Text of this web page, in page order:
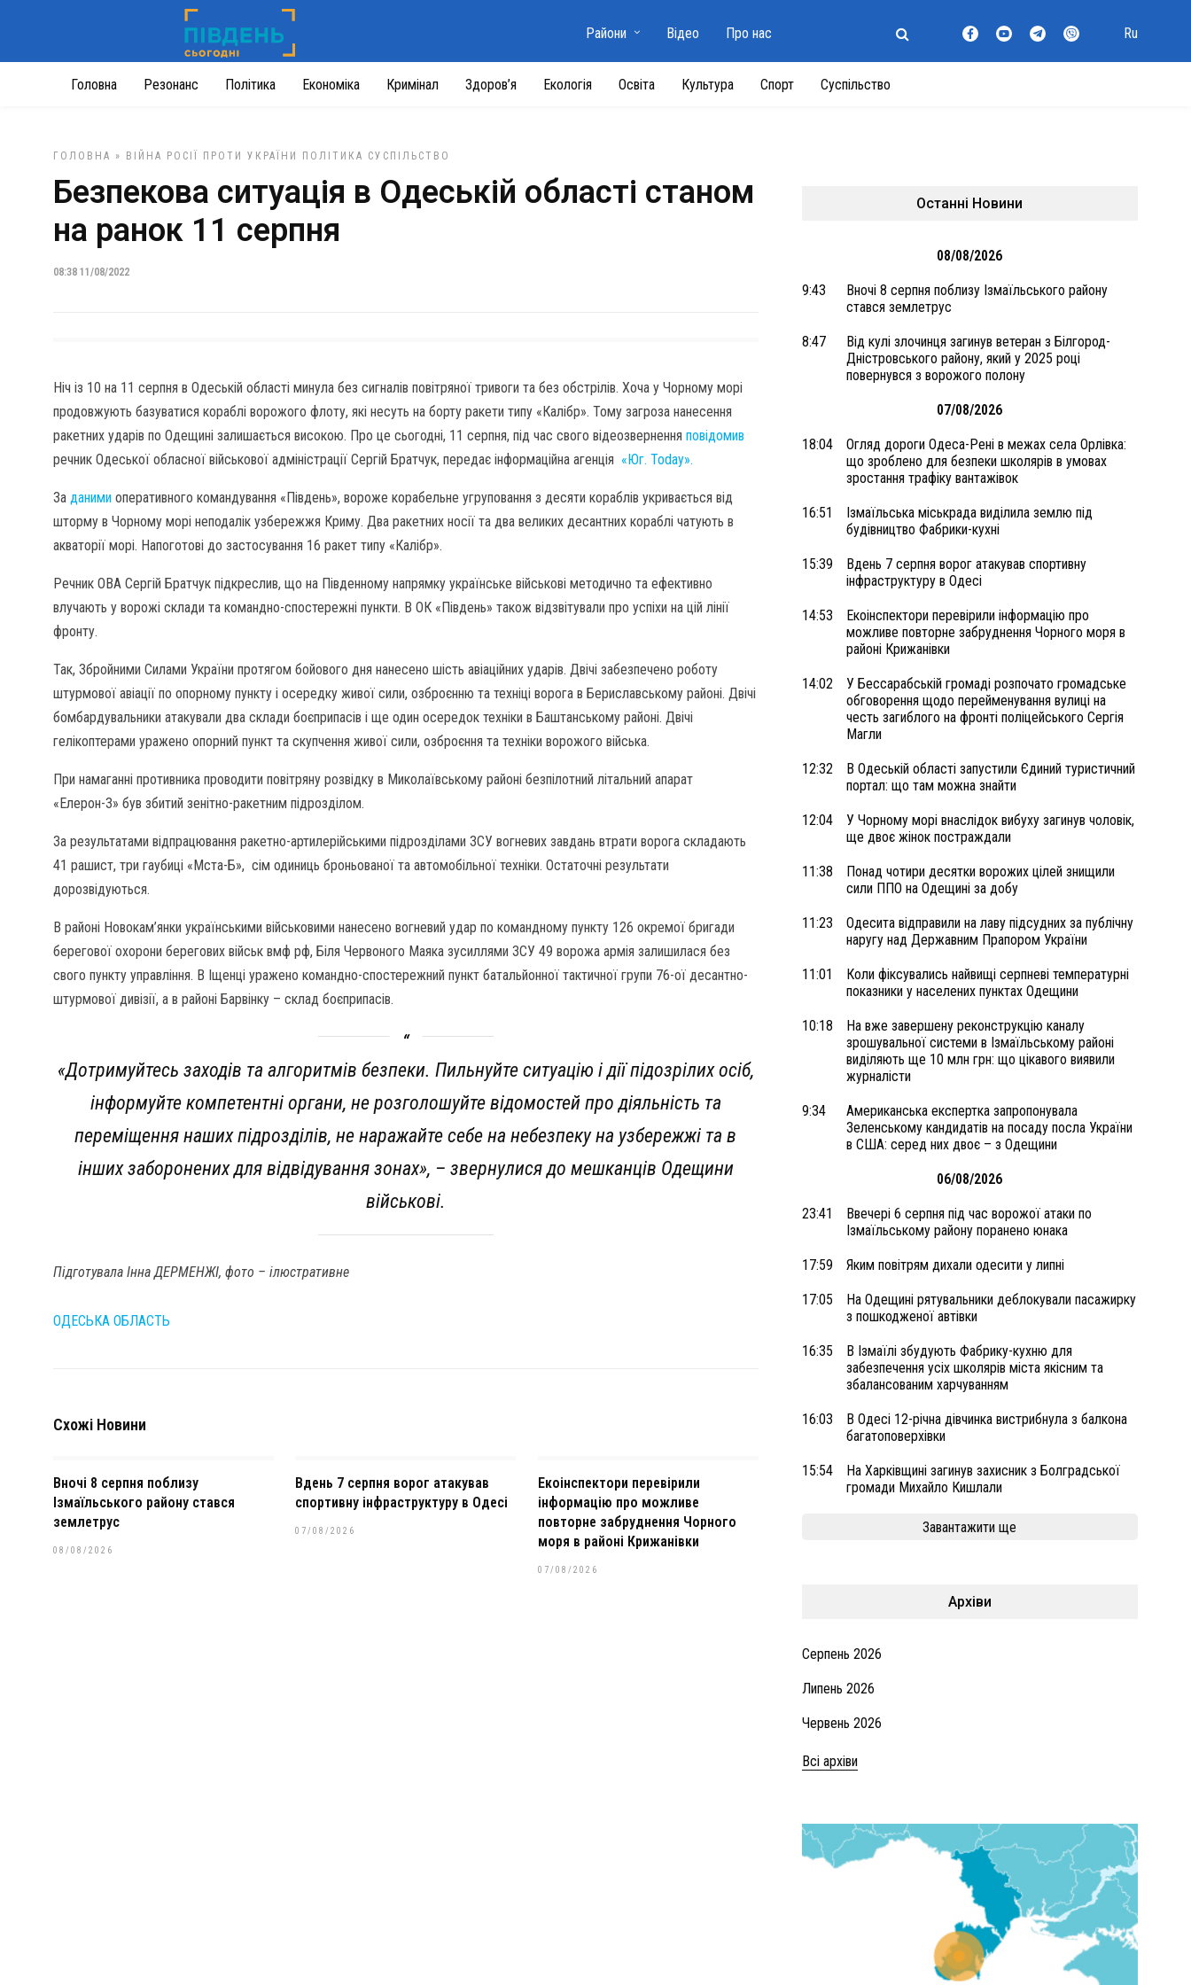
Головна Резонанс Політика Економіка Кримінал Здоров’я Екологія Освіта Культура Спорт Суспільство
Райони Відео Про нас Ru
ГОЛОВНА » ВІЙНА РОСІЇ ПРОТИ УКРАЇНИ ПОЛІТИКА СУСПІЛЬСТВО
Безпекова ситуація в Одеській області станом
на ранок 11 серпня
08:38 11/08/2022
Ніч із 10 на 11 серпня в Одеській області минула без сигналів повітряної тривоги та без обстрілів. Хоча у Чорному морі
продовжують базуватися кораблі ворожого флоту, які несуть на борту ракети типу «Калібр». Тому загроза нанесення
ракетних ударів по Одещині залишається високою. Про це сьогодні, 11 серпня, під час свого відеозвернення повідомив
речник Одеської обласної військової адміністрації Сергій Братчук, передає інформаційна агенція «Юг. Today».
За даними оперативного командування «Південь», вороже корабельне угруповання з десяти кораблів укривається від
шторму в Чорному морі неподалік узбережжя Криму. Два ракетних носії та два великих десантних кораблі чатують в
акваторії морі. Напоготові до застосування 16 ракет типу «Калібр».
Речник ОВА Сергій Братчук підкреслив, що на Південному напрямку українське військові методично та ефективно
влучають у ворожі склади та командно-спостережні пункти. В ОК «Південь» також відзвітували про успіхи на цій лінії
фронту.
Так, Збройними Силами України протягом бойового дня нанесено шість авіаційних ударів. Двічі забезпечено роботу
штурмової авіації по опорному пункту і осередку живої сили, озброєнню та техніці ворога в Бериславському районі. Двічі
бомбардувальники атакували два склади боєприпасів і ще один осередок техніки в Баштанському районі. Двічі
гелікоптерами уражено опорний пункт та скупчення живої сили, озброєння та техніки ворожого війська.
При намаганні противника проводити повітряну розвідку в Миколаївському районі безпілотний літальний апарат
«Елерон-3» був збитий зенітно-ракетним підрозділом.
За результатами відпрацювання ракетно-артилерійськими підрозділами ЗСУ вогневих завдань втрати ворога складають
41 рашист, три гаубиці «Мста-Б», сім одиниць броньованої та автомобільної техніки. Остаточні результати
дорозвідуються.
В районі Новокам’янки українськими військовими нанесено вогневий удар по командному пункту 126 окремої бригади
берегової охорони берегових військ вмф рф, Біля Червоного Маяка зусиллями ЗСУ 49 ворожа армія залишилася без
свого пункту управління. В Іщенці уражено командно-спостережний пункт батальйонної тактичної групи 76-ої десантно-
штурмової дивізії, а в районі Барвінку – склад боєприпасів.
«Дотримуйтесь заходів та алгоритмів безпеки. Пильнуйте ситуацію і дії підозрілих осіб,
інформуйте компетентні органи, не розголошуйте відомостей про діяльність та
переміщення наших підрозділів, не наражайте себе на небезпеку на узбережжі та в
інших заборонених для відвідування зонах», – звернулися до мешканців Одещини
військові.
Підготувала Інна ДЕРМЕНЖІ, фото – ілюстративне
ОДЕСЬКА ОБЛАСТЬ
Схожі Новини
Вночі 8 серпня поблизу
Ізмаїльського району стався
землетрус
08/08/2026
Вдень 7 серпня ворог атакував
спортивну інфраструктуру в Одесі
07/08/2026
Екоінспектори перевірили
інформацію про можливе
повторне забруднення Чорного
моря в районі Крижанівки
07/08/2026
Останні Новини
08/08/2026
9:43
Вночі 8 серпня поблизу Ізмаїльського району
стався землетрус
8:47
Від кулі злочинця загинув ветеран з Білгород-
Дністровського району, який у 2025 році
повернувся з ворожого полону
07/08/2026
18:04
Огляд дороги Одеса-Рені в межах села Орлівка:
що зроблено для безпеки школярів в умовах
зростання трафіку вантажівок
16:51
Ізмаїльська міськрада виділила землю під
будівництво Фабрики-кухні
15:39
Вдень 7 серпня ворог атакував спортивну
інфраструктуру в Одесі
14:53
Екоінспектори перевірили інформацію про
можливе повторне забруднення Чорного моря в
районі Крижанівки
14:02
У Бессарабській громаді розпочато громадське
обговорення щодо перейменування вулиці на
честь загиблого на фронті поліцейського Сергія
Магли
12:32
В Одеській області запустили Єдиний туристичний
портал: що там можна знайти
12:04
У Чорному морі внаслідок вибуху загинув чоловік,
ще двоє жінок постраждали
11:38
Понад чотири десятки ворожих цілей знищили
сили ППО на Одещині за добу
11:23
Одесита відправили на лаву підсудних за публічну
наругу над Державним Прапором України
11:01
Коли фіксувались найвищі серпневі температурні
показники у населених пунктах Одещини
10:18
На вже завершену реконструкцію каналу
зрошувальної системи в Ізмаїльському районі
виділяють ще 10 млн грн: що цікавого виявили
журналісти
9:34
Американська експертка запропонувала
Зеленському кандидатів на посаду посла України
в США: серед них двоє – з Одещини
06/08/2026
23:41
Ввечері 6 серпня під час ворожої атаки по
Ізмаїльському району поранено юнака
17:59 Яким повітрям дихали одесити у липні
17:05
На Одещині рятувальники деблокували пасажирку
з пошкодженої автівки
16:35
В Ізмаїлі збудують Фабрику-кухню для
забезпечення усіх школярів міста якісним та
збалансованим харчуванням
16:03
В Одесі 12-річна дівчинка вистрибнула з балкона
багатоповерхівки
15:54
На Харківщині загинув захисник з Болградської
громади Михайло Кишлали
Завантажити ще
Архіви
Серпень 2026
Липень 2026
Червень 2026
Всі архіви